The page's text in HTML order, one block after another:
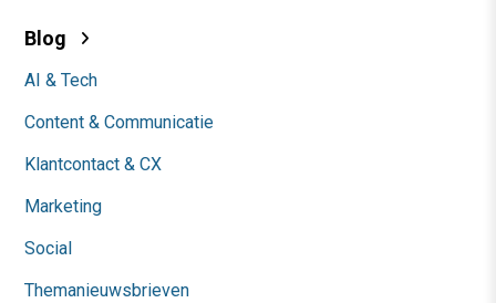
Blog
AI & Tech
Content & Communicatie
Klantcontact & CX
Marketing
Social
Themanieuwsbrieven